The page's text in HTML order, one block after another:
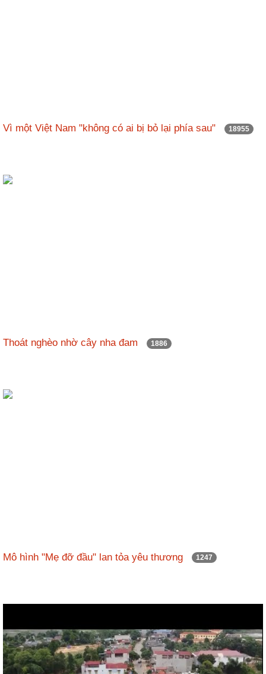
Vì một Việt Nam "không có ai bị bỏ lại phía sau" 18955
Thoát nghèo nhờ cây nha đam 1886
Mô hình "Mẹ đỡ đầu" lan tỏa yêu thương 1247